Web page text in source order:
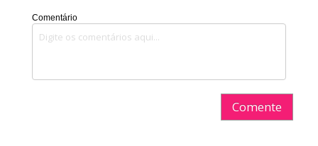
Comentário
Comente